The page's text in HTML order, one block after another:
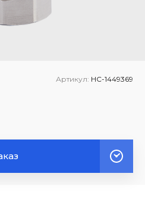
Артикул: НС-1449369